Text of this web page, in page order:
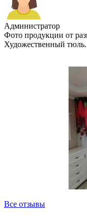
Администратор
Фото продукции от
Художественный тюль.
Все отзывы